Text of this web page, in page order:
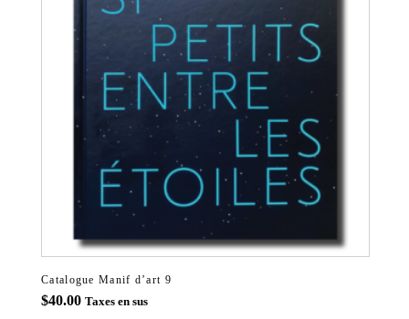
Catalogue Manif d’art 9
$40.00 Taxes en sus